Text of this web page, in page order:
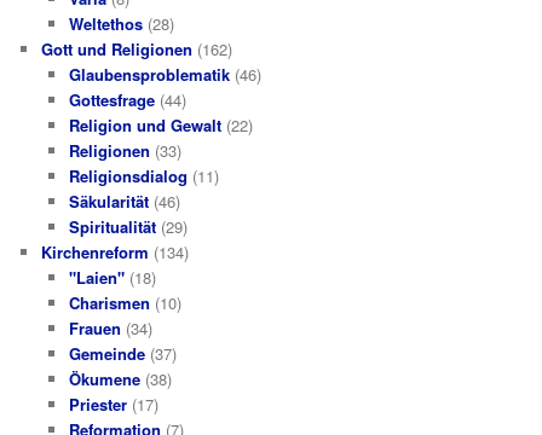
Weltethos(28)
Gott und Religionen (162)
Glaubensproblematik(46)
Gottesfrage(44)
Religion und Gewalt(22)
Religionen (33)
Religionsdialog (11)
Säkularität(46)
Spiritualität(29)
Kirchenreform (134)
"Laien"(18)
Charismen (10)
Frauen (34)
Gemeinde(37)
Ökumene(38)
Priester(17)
Reformation (7)